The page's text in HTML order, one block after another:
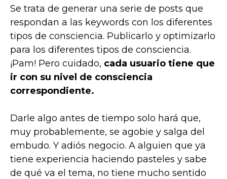
Se trata de generar una serie de posts que
respondan a las keywords con los diferentes
tipos de consciencia. Publicarlo y optimizarlo
para los diferentes tipos de consciencia.
¡Pam! Pero cuidado, cada usuario tiene que
ir con su nivel de consciencia
correspondiente.
Darle algo antes de tiempo solo hará que,
muy probablemente, se agobie y salga del
embudo. Y adiós negocio. A alguien que ya
tiene experiencia haciendo pasteles y sabe
de qué va el tema, no tiene mucho sentido